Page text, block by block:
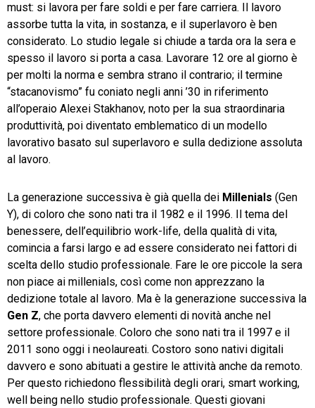
must: si lavora per fare soldi e per fare carriera. Il lavoro
assorbe tutta la vita, in sostanza, e il superlavoro è ben
considerato. Lo studio legale si chiude a tarda ora la sera e
spesso il lavoro si porta a casa. Lavorare 12 ore al giorno è
per molti la norma e sembra strano il contrario; il termine
“stacanovismo” fu coniato negli anni ’30 in riferimento
all’operaio Alexei Stakhanov, noto per la sua straordinaria
produttività, poi diventato emblematico di un modello
lavorativo basato sul superlavoro e sulla dedizione assoluta
al lavoro.
La generazione successiva è già quella dei Millenials (Gen
Y), di coloro che sono nati tra il 1982 e il 1996. Il tema del
benessere, dell’equilibrio work-life, della qualità di vita,
comincia a farsi largo e ad essere considerato nei fattori di
scelta dello studio professionale. Fare le ore piccole la sera
non piace ai millenials, così come non apprezzano la
dedizione totale al lavoro. Ma è la generazione successiva la
Gen Z, che porta davvero elementi di novità anche nel
settore professionale. Coloro che sono nati tra il 1997 e il
2011 sono oggi i neolaureati. Costoro sono nativi digitali
davvero e sono abituati a gestire le attività anche da remoto.
Per questo richiedono flessibilità degli orari, smart working,
well being nello studio professionale. Questi giovani